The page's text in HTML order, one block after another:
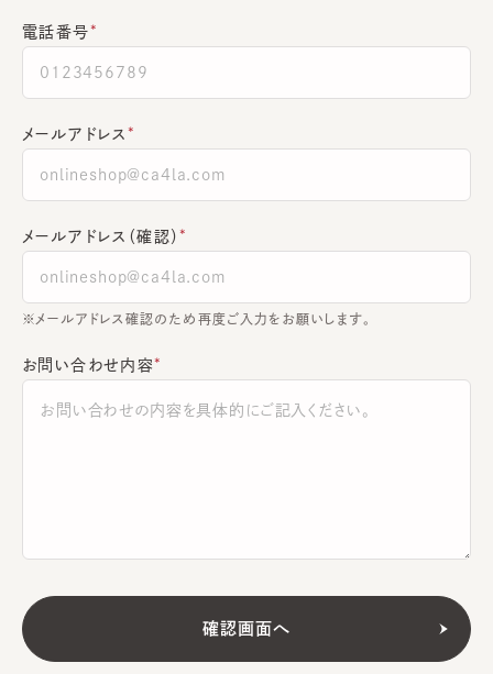
電話番号
メールアドレス
メールアドレス（確認）
※メールアドレス確認のため再度ご入力をお願いします。
お問い合わせ内容